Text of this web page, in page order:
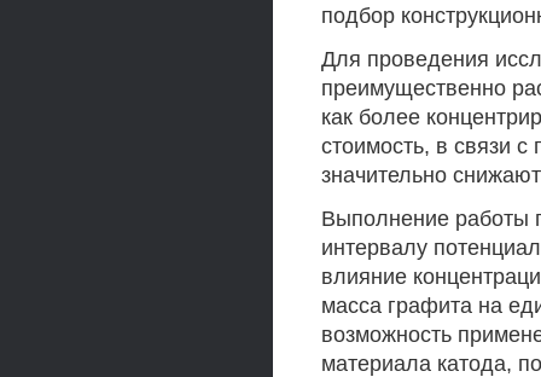
подбор
Для проведения
преимущественно
как более
стоимость, в связи
значительно
Выполнение работы
интервалу
влияние
масса графита на
возможность
материала катода,